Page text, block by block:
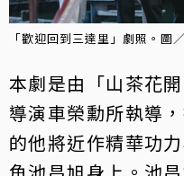
「歡迎回到三達里」劇照。圖
本劇是由「山茶花
導演車榮勳所執導
的他將近作精華功